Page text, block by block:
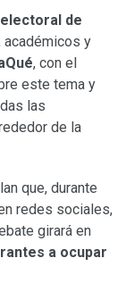
de
y
, con el
este tema y
las
de la
que, durante
redes sociales,
girará en
a ocupar